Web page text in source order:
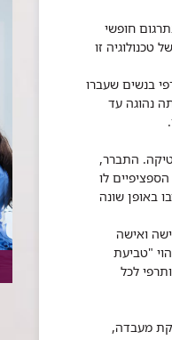
חופשי
זו
בנשים שעברו
נהוגה עד
התברר,
לו
באופן שונה
ואישה
"טביעת
לכל
מעבדה,